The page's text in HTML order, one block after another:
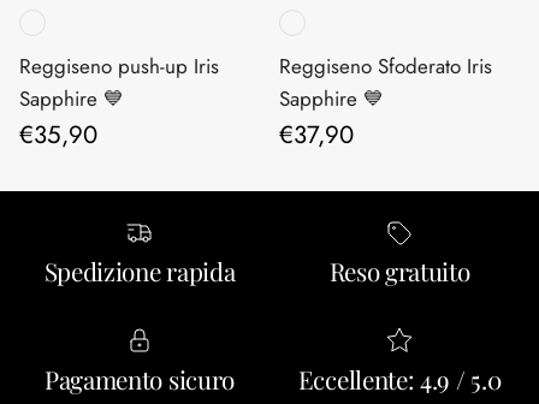
Reggiseno push-up Iris
Sapphire 💙
Prezzo normale
€35,90
Reggiseno Sfoderato Iris
Sapphire 💙
Prezzo normale
€37,90
Spedizione rapida Reso gratuito
Pagamento sicuro Eccellente: 4.9 / 5.0